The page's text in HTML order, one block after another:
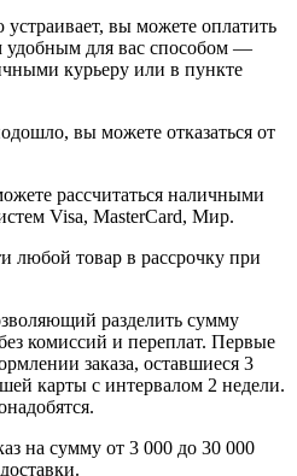
вы можете оплатить
удобным для вас способом —
курьеру или в пункте
вы можете отказаться от
рассчитаться наличными
Visa, MasterCard, Мир.
любой товар в рассрочку при
разделить сумму
комиссий и переплат. Первые
заказа, оставшиеся 3
карты с интервалом 2 недели.
на сумму от 3 000 до 30 000